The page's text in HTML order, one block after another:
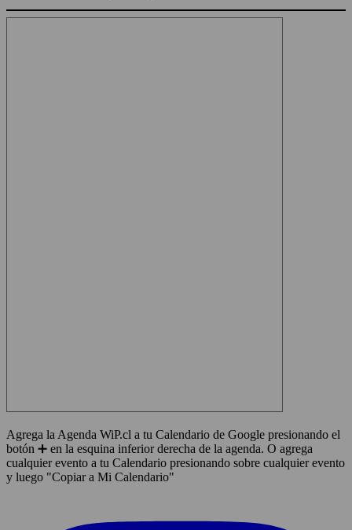
Agrega la Agenda WiP.cl a tu Calendario de Google presionando el
botón ➕ en la esquina inferior derecha de la agenda. O agrega
cualquier evento a tu Calendario presionando sobre cualquier evento
y luego "Copiar a Mi Calendario"